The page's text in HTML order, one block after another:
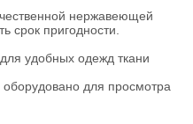
нержавеющей
срок пригодности.
удобных одежд ткани
оборудовано для просмотра